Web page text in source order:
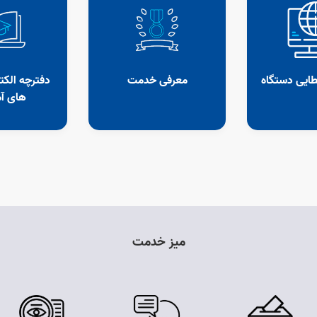
دستگاه معرفی خدمت
دفترچه
های
میز خدمت